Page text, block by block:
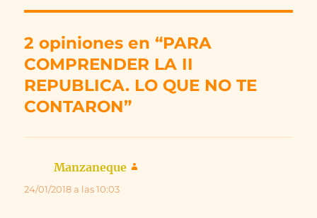
2 opiniones en “PARA
COMPRENDER LA II
REPUBLICA. LO QUE NO TE
CONTARON”
Manzaneque
24/01/2018 a las 10:03